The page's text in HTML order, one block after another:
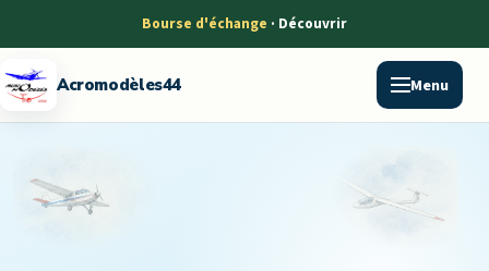
Bourse d'échange
Acromodèles44 Menu